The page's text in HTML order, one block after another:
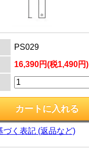
PS029
16,390円(税1,490円)
づく表記 (返品など)